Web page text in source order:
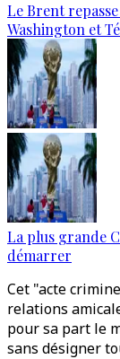
Le Brent
Washington et
La plus grande
démarrer
Cet "acte
relations
pour sa part le
sans désigner